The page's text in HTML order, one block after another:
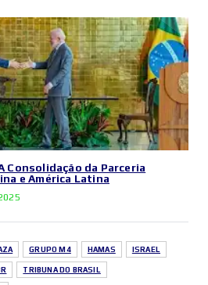
Consolidação da Parceria
e América Latina
GRUPO M4 HAMAS ISRAEL
TRIBUNA DO BRASIL